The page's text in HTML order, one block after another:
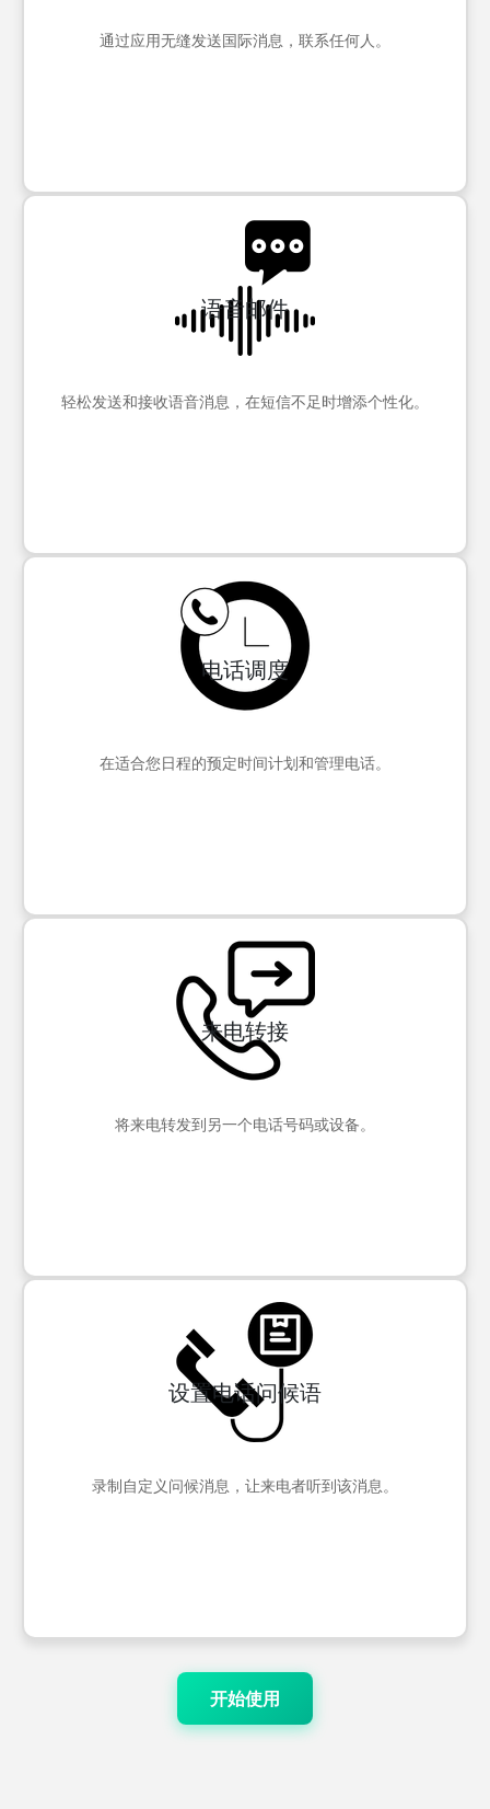
通过应用无缝发送国际消息，联系任何人。
语音邮件
轻松发送和接收语音消息，在短信不足时增添个性化。
电话调度
在适合您日程的预定时间计划和管理电话。
来电转接
将来电转发到另一个电话号码或设备。
设置电话问候语
录制自定义问候消息，让来电者听到该消息。
开始使用